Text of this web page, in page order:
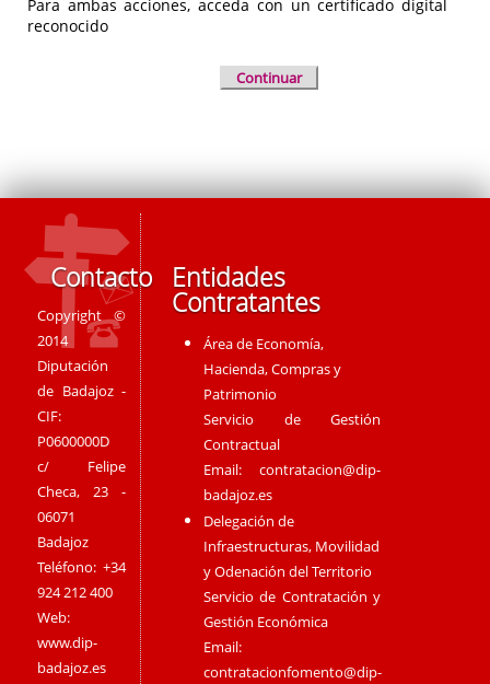
Para ambas acciones, acceda con un certificado digital
reconocido
Continuar
Contacto
Copyright ©
2014
Diputación
de Badajoz -
CIF:
P0600000D
c/ Felipe
Checa, 23 -
06071
Badajoz
Teléfono: +34
924 212 400
Web:
www.dip-
badajoz.es
Entidades
Contratantes
Área de Economía,
Hacienda, Compras y
Patrimonio
Servicio de Gestión
Contractual
Email:contratacion@dip-
badajoz.es
Delegación de
Infraestructuras, Movilidad
y Odenación del Territorio
Servicio de Contratación y
Gestión Económica
Email:
contratacionfomento@dip-